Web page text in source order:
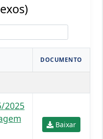
DOCUMENTO
2025
Baixar